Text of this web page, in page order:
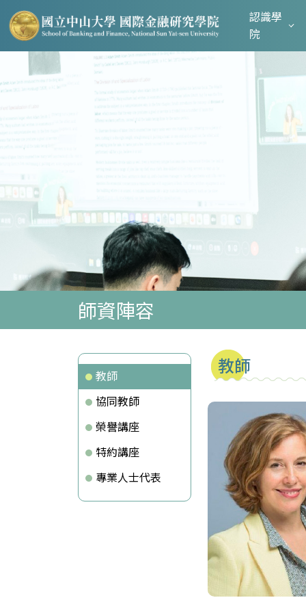
認識學
院
師資陣容
教師
協同教師
榮譽講座
特約講座
專業人士代表
教師